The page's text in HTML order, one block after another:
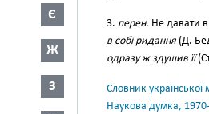
Є
Ж
З
3. перен. Не давати
в собі ридання (Д.
одразу ж здушив її
Словник
Наукова думка,